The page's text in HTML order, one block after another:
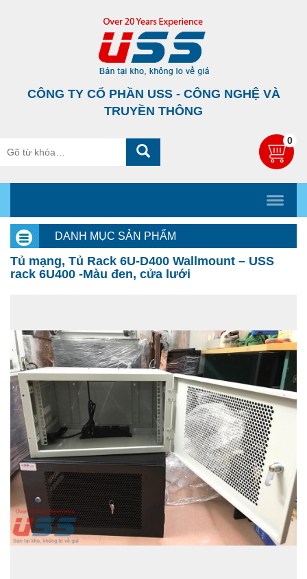
CÔNG TY CỔ PHẦN USS - CÔNG NGHỆ VÀ
TRUYỀN THÔNG
0
DANH MỤC SẢN PHẨM
Tủ mạng, Tủ Rack 6U-D400 Wallmount – USS
rack 6U400 -Màu đen, cửa lưới